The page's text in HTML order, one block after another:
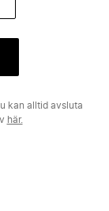
kan alltid avsluta
här.